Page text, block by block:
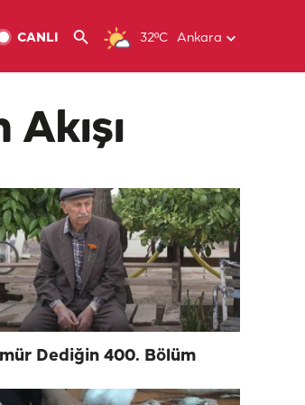
32ºC Ankara
CANLI
Dediğin 400. Bölüm